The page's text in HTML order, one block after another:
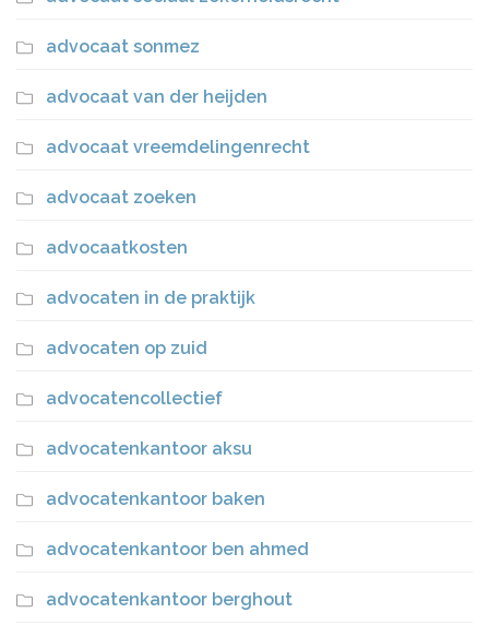
advocaat sonmez
advocaat van der heijden
advocaat vreemdelingenrecht
advocaat zoeken
advocaatkosten
advocaten in de praktijk
advocaten op zuid
advocatencollectief
advocatenkantoor aksu
advocatenkantoor baken
advocatenkantoor ben ahmed
advocatenkantoor berghout